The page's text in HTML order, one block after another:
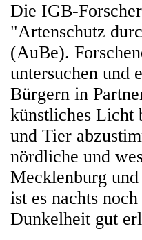
Die IGB-
"Artenschutz
(AuBe).
untersuchen und
Bürgern in
künstliches Licht
und Tier
nördliche und
Mecklenburg und
ist es nachts
Dunkelheit gut